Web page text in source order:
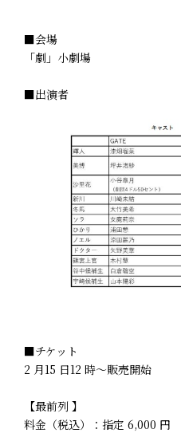
■会場
「劇」小劇場
■出演者
■チケット
2 月15 日12 時～販売開始
【最前列 】
料金（税込）：指定 6,000 円